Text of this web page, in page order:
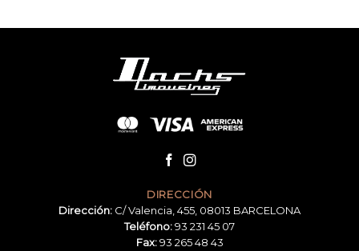
DIRECCIÓN
Dirección: C/ Valencia, 455, 08013 BARCELONA
Teléfono:93 231 45 07
Fax:93 265 48 43